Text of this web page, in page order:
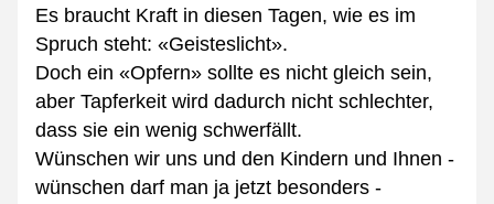
Es braucht Kraft in diesen Tagen, wie es im
Spruch steht: «Geisteslicht».
Doch ein «Opfern» sollte es nicht gleich sein,
aber Tapferkeit wird dadurch nicht schlechter,
dass sie ein wenig schwerfällt.
Wünschen wir uns und den Kindern und Ihnen -
wünschen darf man ja jetzt besonders -